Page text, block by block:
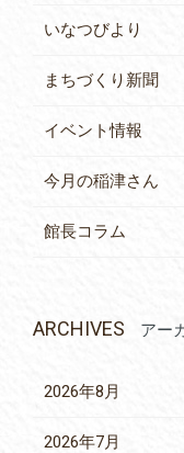
いなつびより
まちづくり新聞
イベント情報
今月の稲津さん
館長コラム
ARCHIVES アー
2026年8月
2026年7月